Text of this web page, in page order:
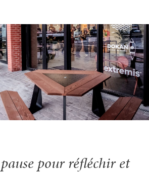
pour réfléchir et